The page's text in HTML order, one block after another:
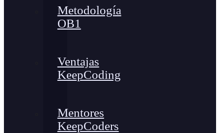
Metodología
OB1
Ventajas
KeepCoding
Mentores
KeepCoders